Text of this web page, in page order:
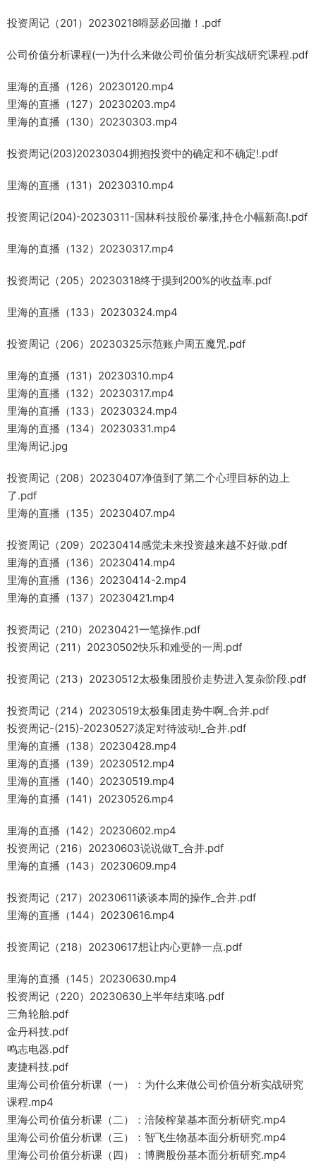
投资周记（201）20230218嘚瑟必回撤！.pdf
公司价值分析课程(一)为什么来做公司价值分析实战研究课程.pdf
里海的直播（126）20230120.mp4
里海的直播（127）20230203.mp4
里海的直播（130）20230303.mp4
投资周记(203)20230304拥抱投资中的确定和不确定!.pdf
里海的直播（131）20230310.mp4
投资周记(204)-20230311-国林科技股价暴涨,持仓小幅新高!.pdf
里海的直播（132）20230317.mp4
投资周记（205）20230318终于摸到200%的收益率.pdf
里海的直播（133）20230324.mp4
投资周记（206）20230325示范账户周五魔咒.pdf
里海的直播（131）20230310.mp4
里海的直播（132）20230317.mp4
里海的直播（133）20230324.mp4
里海的直播（134）20230331.mp4
里海周记.jpg
投资周记（208）20230407净值到了第二个心理目标的边上
了.pdf
里海的直播（135）20230407.mp4
投资周记（209）20230414感觉未来投资越来越不好做.pdf
里海的直播（136）20230414.mp4
里海的直播（136）20230414-2.mp4
里海的直播（137）20230421.mp4
投资周记（210）20230421一笔操作.pdf
投资周记（211）20230502快乐和难受的一周.pdf
投资周记（213）20230512太极集团股价走势进入复杂阶段.pdf
投资周记（214）20230519太极集团走势牛啊_合并.pdf
投资周记-(215)-20230527淡定对待波动!_合并.pdf
里海的直播（138）20230428.mp4
里海的直播（139）20230512.mp4
里海的直播（140）20230519.mp4
里海的直播（141）20230526.mp4
里海的直播（142）20230602.mp4
投资周记（216）20230603说说做T_合并.pdf
里海的直播（143）20230609.mp4
投资周记（217）20230611谈谈本周的操作_合并.pdf
里海的直播（144）20230616.mp4
投资周记（218）20230617想让内心更静一点.pdf
里海的直播（145）20230630.mp4
投资周记（220）20230630上半年结束咯.pdf
三角轮胎.pdf
金丹科技.pdf
鸣志电器.pdf
麦捷科技.pdf
里海公司价值分析课（一）：为什么来做公司价值分析实战研究
课程.mp4
里海公司价值分析课（二）：涪陵榨菜基本面分析研究.mp4
里海公司价值分析课（三）：智飞生物基本面分析研究.mp4
里海公司价值分析课（四）：博腾股份基本面分析研究.mp4